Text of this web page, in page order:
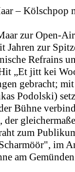
– Kölschpop
zur Open-
Jahren zur
Refrains
„Et jitt kei
gebracht;
Podolski)
Bühne
zum
im
am